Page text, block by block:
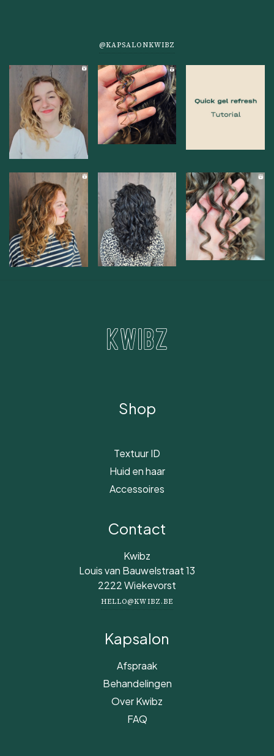
@KAPSALONKWIBZ
Shop
Textuur ID
Huid en haar
Accessoires
Contact
Kwibz
Louis van Bauwelstraat 13
2222 Wiekevorst
HELLO@KWIBZ.BE
Kapsalon
Afspraak
Behandelingen
Over Kwibz
FAQ